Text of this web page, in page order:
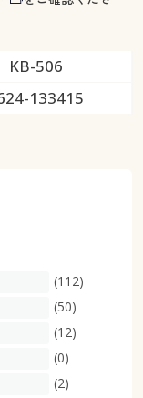
KB-506
133415
(112)
(50)
(12)
(0)
(2)